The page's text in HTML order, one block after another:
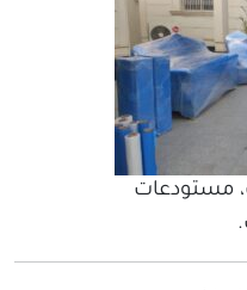
مستودعات